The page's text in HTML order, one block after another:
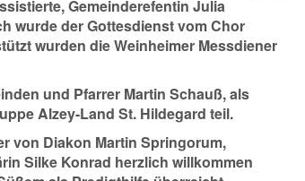
Gemeinderefentin Julia
wurde der Gottesdienst vom Chor
wurden die Weinheimer Messdiener
und Pfarrer Martin Schauß, als
Alzey-Land St. Hildegard teil.
von Diakon Martin Springorum,
Silke Konrad herzlich willkommen